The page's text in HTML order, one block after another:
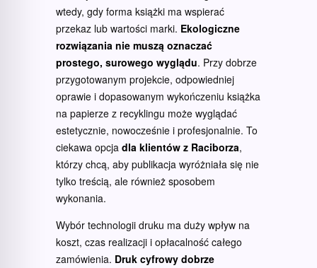
wtedy, gdy forma książki ma wspierać
przekaz lub wartości marki. Ekologiczne
rozwiązania nie muszą oznaczać
prostego, surowego wyglądu. Przy dobrze
przygotowanym projekcie, odpowiedniej
oprawie i dopasowanym wykończeniu książka
na papierze z recyklingu może wyglądać
estetycznie, nowocześnie i profesjonalnie. To
ciekawa opcja dla klientów z Raciborza,
którzy chcą, aby publikacja wyróżniała się nie
tylko treścią, ale również sposobem
wykonania.
Wybór technologii druku ma duży wpływ na
koszt, czas realizacji i opłacalność całego
zamówienia. Druk cyfrowy dobrze